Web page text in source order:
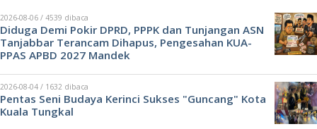
2026-08-06 / 4539 dibaca
Diduga Demi Pokir DPRD, PPPK dan Tunjangan ASN
Tanjabbar Terancam Dihapus, Pengesahan KUA-
PPAS APBD 2027 Mandek
2026-08-04 / 1632 dibaca
Pentas Seni Budaya Kerinci Sukses "Guncang" Kota
Kuala Tungkal